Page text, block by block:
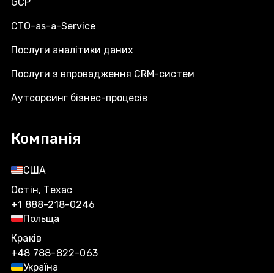
CTO-as-a-Service
Послуги аналітики даних
Послуги з впровадження CRM-систем
Аутсорсинг бізнес-процесів
Компанія
США
Остін, Техас
+1 888-218-0246
Польща
Краків
+48 788-822-063
Україна